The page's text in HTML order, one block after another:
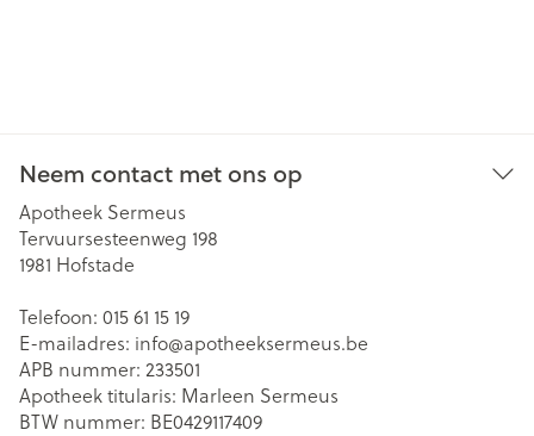
Neem contact met ons op
Apotheek Sermeus
Tervuursesteenweg 198
1981 Hofstade
Telefoon: 015 61 15 19
E-mailadres: info@apotheeksermeus.be
APB nummer: 233501
Apotheek titularis: Marleen Sermeus
BTW nummer: BE0429117409